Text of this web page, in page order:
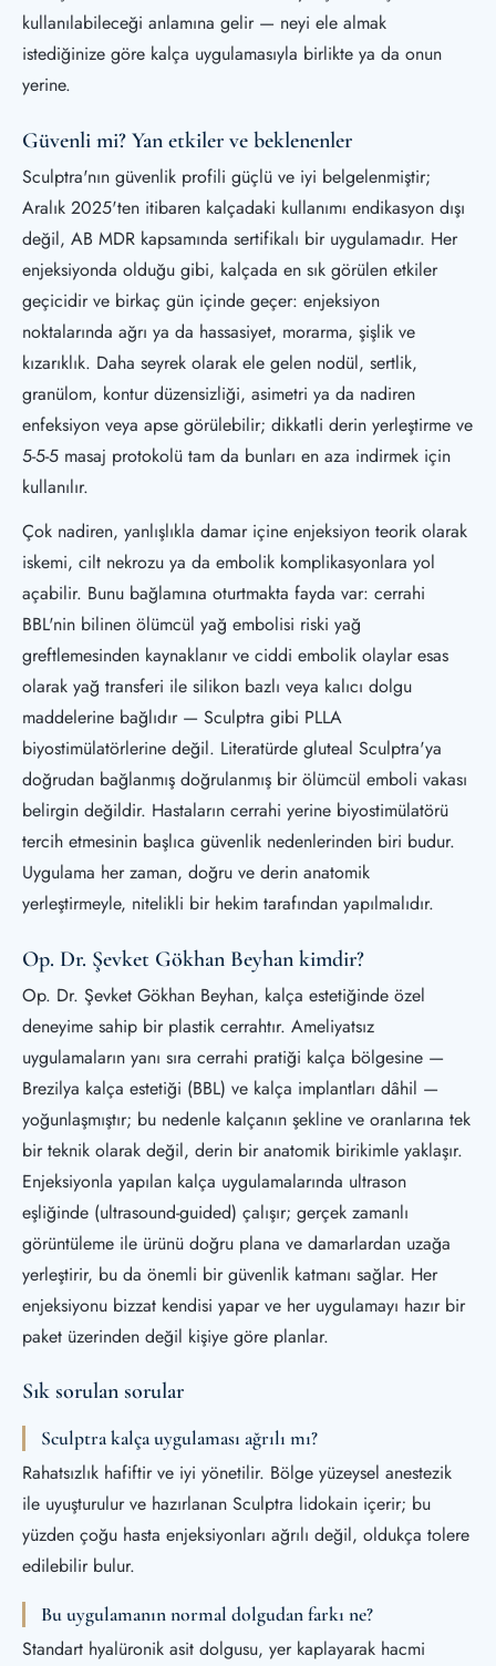
kullanılabileceği anlamına gelir — neyi ele almak
istediğinize göre kalça uygulamasıyla birlikte ya da onun
yerine.
Güvenli mi? Yan etkiler ve beklenenler
Sculptra'nın güvenlik profili güçlü ve iyi belgelenmiştir;
Aralık 2025'ten itibaren kalçadaki kullanımı endikasyon dışı
değil, AB MDR kapsamında sertifikalı bir uygulamadır. Her
enjeksiyonda olduğu gibi, kalçada en sık görülen etkiler
geçicidir ve birkaç gün içinde geçer: enjeksiyon
noktalarında ağrı ya da hassasiyet, morarma, şişlik ve
kızarıklık. Daha seyrek olarak ele gelen nodül, sertlik,
granülom, kontur düzensizliği, asimetri ya da nadiren
enfeksiyon veya apse görülebilir; dikkatli derin yerleştirme ve
5-5-5 masaj protokolü tam da bunları en aza indirmek için
kullanılır.
Çok nadiren, yanlışlıkla damar içine enjeksiyon teorik olarak
iskemi, cilt nekrozu ya da embolik komplikasyonlara yol
açabilir. Bunu bağlamına oturtmakta fayda var: cerrahi
BBL'nin bilinen ölümcül yağ embolisi riski yağ
greftlemesinden kaynaklanır ve ciddi embolik olaylar esas
olarak yağ transferi ile silikon bazlı veya kalıcı dolgu
maddelerine bağlıdır — Sculptra gibi PLLA
biyostimülatörlerine değil. Literatürde gluteal Sculptra'ya
doğrudan bağlanmış doğrulanmış bir ölümcül emboli vakası
belirgin değildir. Hastaların cerrahi yerine biyostimülatörü
tercih etmesinin başlıca güvenlik nedenlerinden biri budur.
Uygulama her zaman, doğru ve derin anatomik
yerleştirmeyle, nitelikli bir hekim tarafından yapılmalıdır.
Op. Dr. Şevket Gökhan Beyhan kimdir?
Op. Dr. Şevket Gökhan Beyhan, kalça estetiğinde özel
deneyime sahip bir plastik cerrahtır. Ameliyatsız
uygulamaların yanı sıra cerrahi pratiği kalça bölgesine —
Brezilya kalça estetiği (BBL) ve kalça implantları dâhil —
yoğunlaşmıştır; bu nedenle kalçanın şekline ve oranlarına tek
bir teknik olarak değil, derin bir anatomik birikimle yaklaşır.
Enjeksiyonla yapılan kalça uygulamalarında ultrason
eşliğinde (ultrasound-guided) çalışır; gerçek zamanlı
görüntüleme ile ürünü doğru plana ve damarlardan uzağa
yerleştirir, bu da önemli bir güvenlik katmanı sağlar. Her
enjeksiyonu bizzat kendisi yapar ve her uygulamayı hazır bir
paket üzerinden değil kişiye göre planlar.
Sık sorulan sorular
Sculptra kalça uygulaması ağrılı mı?
Rahatsızlık hafiftir ve iyi yönetilir. Bölge yüzeysel anestezik
ile uyuşturulur ve hazırlanan Sculptra lidokain içerir; bu
yüzden çoğu hasta enjeksiyonları ağrılı değil, oldukça tolere
edilebilir bulur.
Bu uygulamanın normal dolgudan farkı ne?
Standart hyalüronik asit dolgusu, yer kaplayarak hacmi